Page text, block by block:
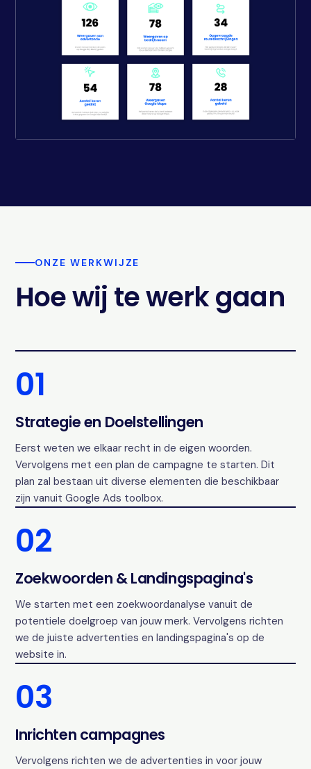
ONZE WERKWIJZE
Hoe wij te werk gaan
01
Strategie en Doelstellingen
Eerst weten we elkaar recht in de eigen woorden.
Vervolgens met een plan de campagne te starten. Dit
plan zal bestaan uit diverse elementen die beschikbaar
zijn vanuit Google Ads toolbox.
02
Zoekwoorden & Landingspagina's
We starten met een zoekwoordanalyse vanuit de
potentiele doelgroep van jouw merk. Vervolgens richten
we de juiste advertenties en landingspagina's op de
website in.
03
Inrichten campagnes
Vervolgens richten we de advertenties in voor jouw